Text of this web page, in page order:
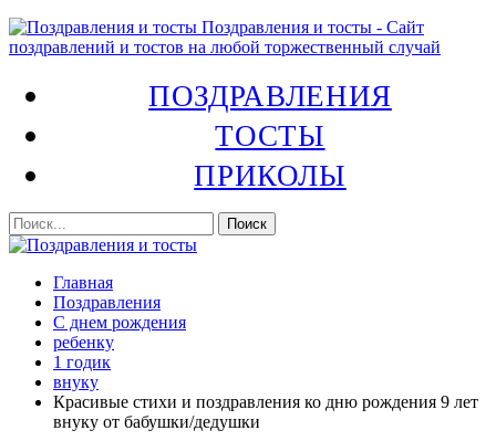
Поздравления и тосты - Сайт
поздравлений и тостов на любой торжественный случай
ПОЗДРАВЛЕНИЯ
ТОСТЫ
ПРИКОЛЫ
Главная
Поздравления
С днем рождения
ребенку
1 годик
внуку
Красивые стихи и поздравления ко дню рождения 9 лет
внуку от бабушки/дедушки